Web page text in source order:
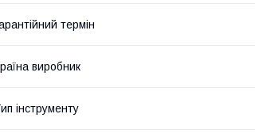
термін
виробник
інструменту